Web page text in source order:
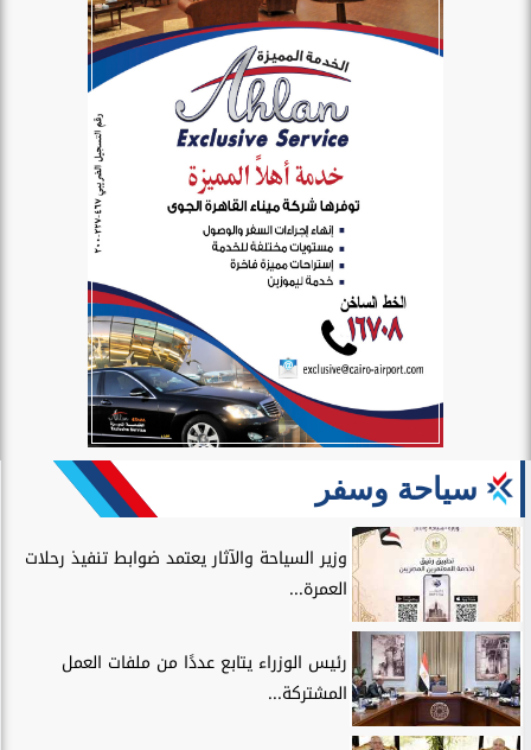
سياحة وسفر
وزير السياحة والآثار يعتمد ضوابط تنفيذ رحلات
العمرة...
رئيس الوزراء يتابع عددًا من ملفات العمل
المشتركة...